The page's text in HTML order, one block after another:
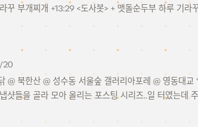
꾸 부개찌개 +13:29 <도사봇> + 맷돌순두부 하루
20
@ 북한산 @ 성수동 서울숲 갤러리아포레 @ 영동대
들을 골라 모아 올리는 포스팅 시리즈..일 터였는데